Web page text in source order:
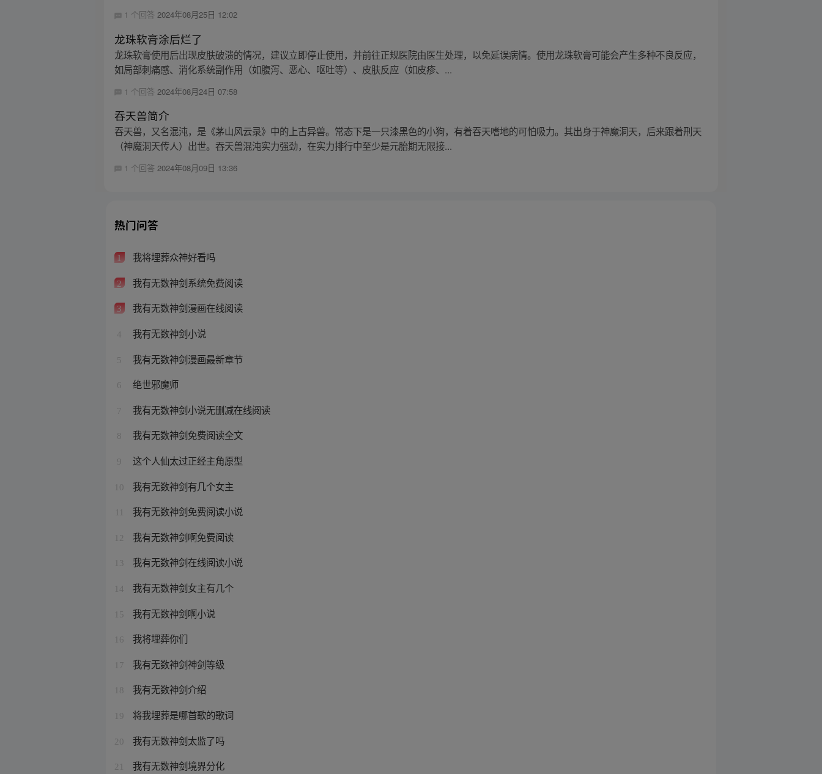
1 个回答2024年08月25日 12:02
龙珠软膏涂后烂了
龙珠软膏使用后出现皮肤破溃的情况，建议立即停止使用，并前往正规医院由医生处理，以免延误病情。使用龙珠软膏可能会产生多种不良反应，
如局部刺痛感、消化系统副作用（如腹泻、恶心、呕吐等）、皮肤反应（如皮疹、...
1 个回答 2024年08月24日 07:58
吞天兽简介
吞天兽，又名混沌，是《茅山风云录》中的上古异兽。常态下是一只漆黑色的小狗，有着吞天嗜地的可怕吸力。其出身于神魔洞天，后来跟着刑天
（神魔洞天传人）出世。吞天兽混沌实力强劲，在实力排行中至少是元胎期无限接...
1 个回答 2024年08月09日 13:36
热门问答
1 我将埋葬众神好看吗
2 我有无数神剑系统免费阅读
3 我有无数神剑漫画在线阅读
4 我有无数神剑小说
5 我有无数神剑漫画最新章节
6 绝世邪魔师
7 我有无数神剑小说无删减在线阅读
8 我有无数神剑免费阅读全文
9 这个人仙太过正经主角原型
10 我有无数神剑有几个女主
我有无数神剑免费阅读小说
12 我有无数神剑啊免费阅读
13 我有无数神剑在线阅读小说
14 我有无数神剑女主有几个
15 我有无数神剑啊小说
16 我将埋葬你们
17 我有无数神剑神剑等级
18 我有无数神剑介绍
19 将我埋葬是哪首歌的歌词
20 我有无数神剑太监了吗
21 我有无数神剑境界分化